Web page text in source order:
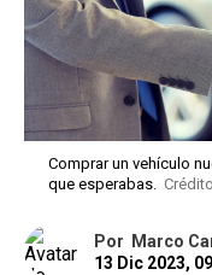
Comprar un vehículo
que esperabas.
Por
Marco
13 Dic 2023,